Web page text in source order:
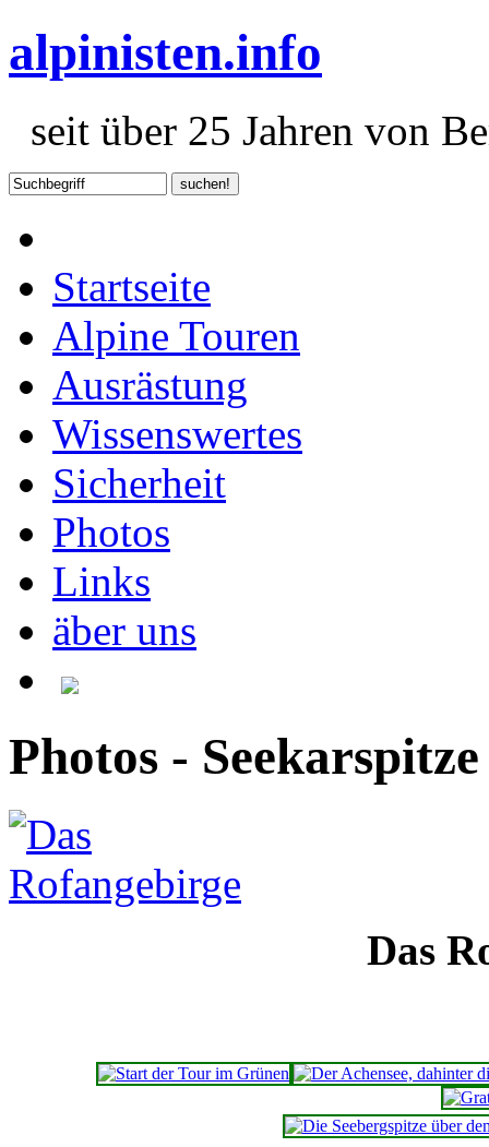
alpinisten.info
seit über 25 Jahren von
Startseite
Alpine Touren
Ausrästung
Wissenswertes
Sicherheit
Photos
Links
äber uns
Photos - Seekarspitze
Das